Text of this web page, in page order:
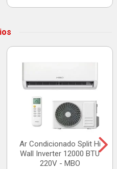
Ar Condicionado Split Hi
Wall Inverter 12000 BTU
220V - MBO